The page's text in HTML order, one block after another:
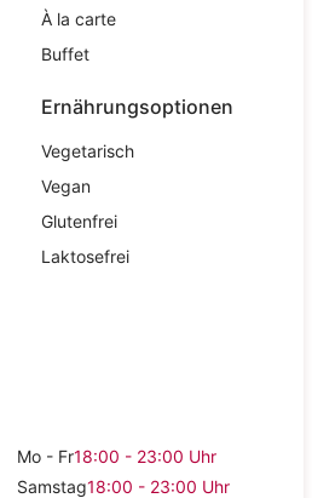
À la carte
Buffet
Ernährungsoptionen
Vegetarisch
Vegan
Glutenfrei
Laktosefrei
Mo - Fr18:00 - 23:00 Uhr
Samstag18:00 - 23:00 Uhr